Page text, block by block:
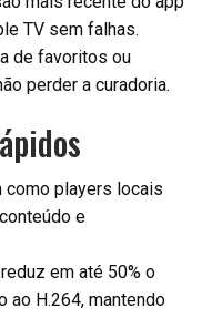
TV sem falhas.
de favoritos ou
perder a curadoria.
como players locais
e
em até 50% o
ao H.264, mantendo